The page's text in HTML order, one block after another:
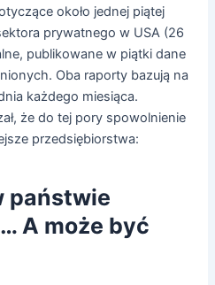
około jednej piątej
prywatnego w USA (26
publikowane w piątki dane
Oba raporty bazują na
każdego miesiąca.
że do tej pory spowolnienie
przedsiębiorstwa:
państwie
A może być